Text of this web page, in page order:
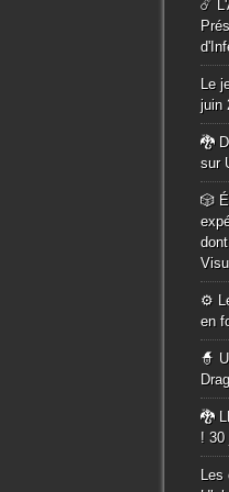
☄️
Le
juin
🐉
sur
🎲
⚙️
en
🧙
🐉
! 30
Les